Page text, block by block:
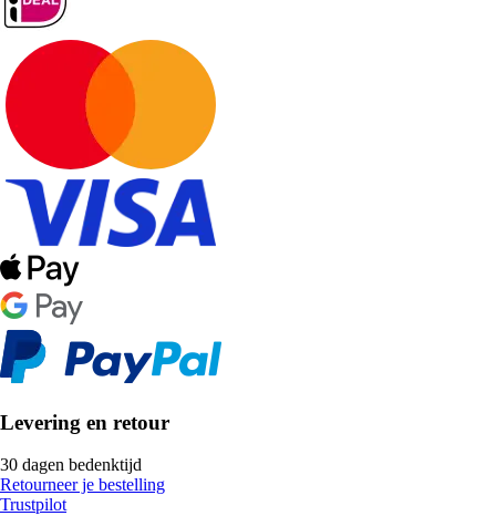
Levering en retour
30 dagen bedenktijd
Retourneer je bestelling
Trustpilot